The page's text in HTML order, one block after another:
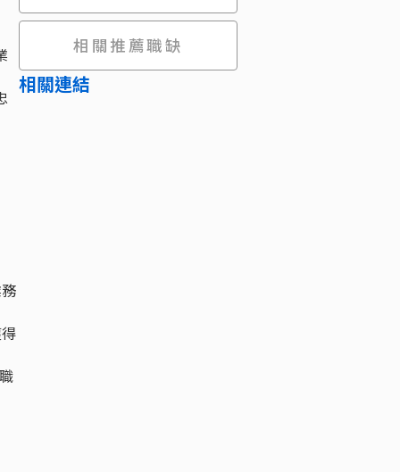
相關推薦職缺
相關連結